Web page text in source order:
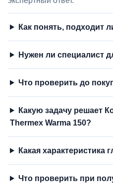
Как понять, подходит
Нужен ли специалист
Что проверить до
Какую задачу решает
Thermex Warma 150?
Какая характеристика
Что проверить при